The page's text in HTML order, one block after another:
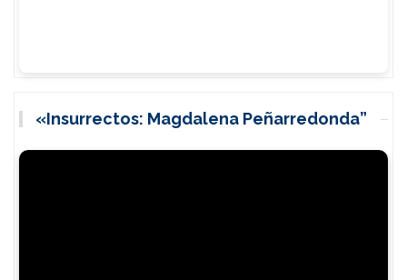
«Insurrectos: Magdalena Peñarredonda”